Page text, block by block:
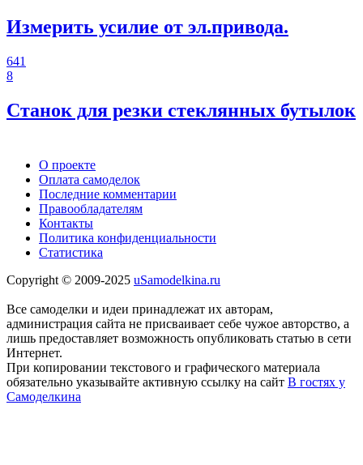
Измерить усилие от эл.привода.
641
8
Станок для резки стеклянных бутылок
О проекте
Оплата самоделок
Последние комментарии
Правообладателям
Контакты
Политика конфиденциальности
Статистика
Copyright © 2009-2025 uSamodelkina.ru
Все самоделки и идеи принадлежат их авторам,
администрация сайта не присваивает себе чужое авторство, а
лишь предоставляет возможность опубликовать статью в сети
Интернет.
При копировании текстового и графического материала
обязательно указывайте активную ссылку на сайт В гостях у
Самоделкина